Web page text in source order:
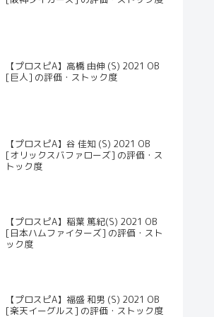
【プロスピA】高橋 由伸 (S) 2021 OB
[巨人] の評価・ストック度
【プロスピA】谷 佳知 (S) 2021 OB
[オリックスバファローズ] の評価・ス
トック度
【プロスピA】稲葉 篤紀(S) 2021 OB
[日本ハムファイターズ] の評価・スト
ック度
【プロスピA】福盛 和男 (S) 2021 OB
[楽天イーグルス] の評価・ストック度